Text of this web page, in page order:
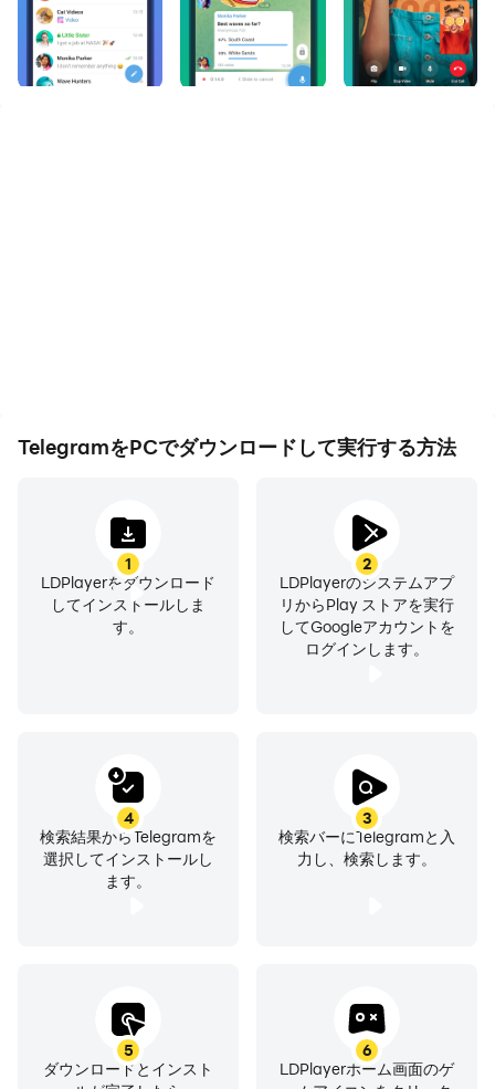
Pure instant messaging — simple, fast, secure, and
synced across all your devices. One of the top 5 most
downloaded apps in the world with over 1 billion active
limits on their type and size. Your entire chat history
will require no disk space on your device, and will be
securely stored in the Telegram cloud for as long as
you need it.
SECURE: We made it our mission to provide the best
AES encryption, 2048-bit RSA encryption, and Diffie–
Hellman secure key exchange.
100% FREE & OPEN: Telegram has a fully documented
and free API for developers, open source apps and
POWERFUL: You can create group chats with up to
200,000 members, share large videos, documents of
any type (.DOCX, .MP3, .ZIP, etc.) up to 2 GB each, and
TelegramをPCでダウンロードして実行する方法
1
LDPlayerをダウンロード
してインストールしま
す。
2
LDPlayerのシステムアプ
リからPlay ストアを実行
してGoogleアカウントを
ログインします。
3
検索バーにTelegramと入
力し、検索します。
4
検索結果からTelegramを
選択してインストールし
ます。
5
ダウンロードとインスト
6
LDPlayerホーム画面のゲ